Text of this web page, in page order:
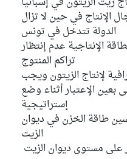
الإنتاج في حين لا تزال
الدولة تتدخل في تونس
الإنتاجية عدم إنتظار
تراكم المنتوج
لإنتاج الزيتون ويجب
بعين الإعتبار أثناء وضع
إستراتيجية
طاقة الخزن في ديوان
الزيت
مستوى ديوان الزيت